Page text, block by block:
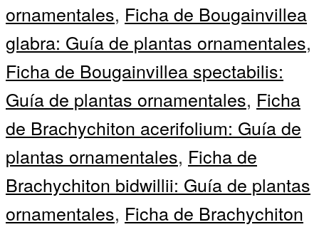
ornamentales, Ficha de Bougainvillea
glabra: Guía de plantas ornamentales,
Ficha de Bougainvillea spectabilis:
Guía de plantas ornamentales, Ficha
de Brachychiton acerifolium: Guía de
plantas ornamentales, Ficha de
Brachychiton bidwillii: Guía de plantas
ornamentales, Ficha de Brachychiton